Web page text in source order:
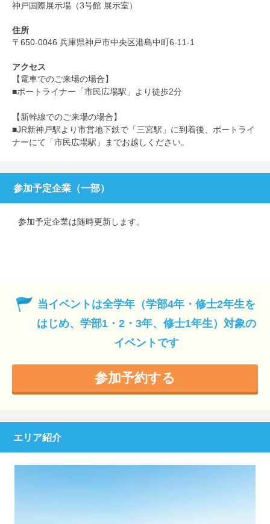
神戸国際展示場（3号館 展示室）
住所
〒650-0046 兵庫県神戸市中央区港島中町6-11-1
アクセス
【電車でのご来場の場合】
■ポートライナー「市民広場駅」より徒歩2分
【新幹線でのご来場の場合】
■JR新神戸駅より市営地下鉄で「三宮駅」に到着後、ポートライ
ナーにて「市民広場駅」までお越しください。
参加予定企業（一部）
参加予定企業は随時更新します。
当イベントは全学年（学部4年・修士2年生を
はじめ、学部1・2・3年、修士1年生）対象の
イベントです
参加予約する
エリア紹介